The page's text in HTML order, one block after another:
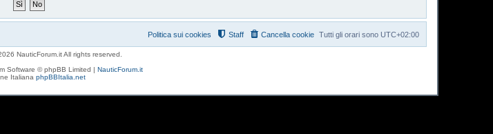
Tutti gli orari sono UTC+02:00
Cancella cookie
Staff
Politica sui cookies
NauticForum.it All rights reserved.
Software © phpBB Limited | NauticForum.it
Italiana phpBBItalia.net